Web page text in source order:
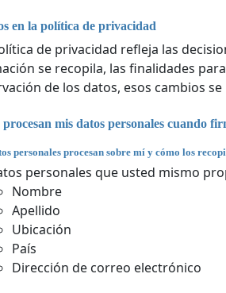
en la política de privacidad
de privacidad refleja las
se recopila, las finalidades
de los datos, esos cambios
procesan mis datos personales cuando
personales procesan sobre mí y cómo los
personales que usted mismo
Nombre
Apellido
Ubicación
País
Dirección de correo electrónico